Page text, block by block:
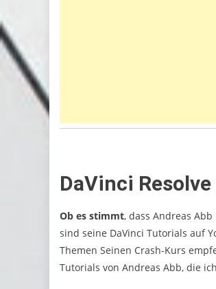
DaVinci
Ob es stimmt, dass Andreas
sind seine DaVinci Tutorials auf
Themen Seinen Crash-Kurs
Tutorials von Andreas Abb, die